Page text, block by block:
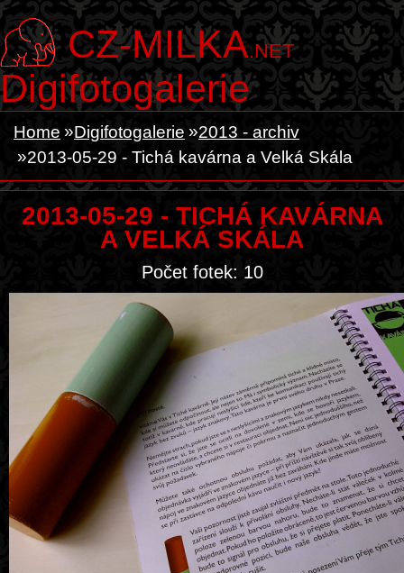
CZ-MILKA.NET
Digifotogalerie
Home Digifotogalerie
2013 - archiv
2013-05-29 - Tichá kavárna a Velká Skála
2013-05-29 - TICHÁ KAVÁRNA
A VELKÁ SKÁLA
Počet fotek: 10